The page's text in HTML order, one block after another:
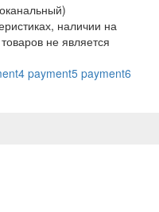
наличии на
не является
payment5 payment6